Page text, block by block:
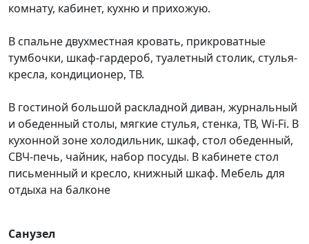
комнату, кабинет, кухню и прихожую.
В спальне двухместная кровать, прикроватные
тумбочки, шкаф-гардероб, туалетный столик, стулья-
кресла, кондиционер, ТВ.
В гостиной большой раскладной диван, журнальный
и обеденный столы, мягкие стулья, стенка, ТВ, Wi-Fi. В
кухонной зоне холодильник, шкаф, стол обеденный,
СВЧ-печь, чайник, набор посуды. В кабинете стол
письменный и кресло, книжный шкаф. Мебель для
отдыха на балконе
Санузел